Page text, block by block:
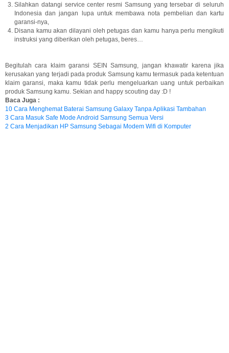
Silahkan datangi service center resmi Samsung yang tersebar di seluruh
Indonesia dan jangan lupa untuk membawa nota pembelian dan kartu
garansi-nya,
Disana kamu akan dilayani oleh petugas dan kamu hanya perlu mengikuti
instruksi yang diberikan oleh petugas, beres…
Begitulah cara klaim garansi SEIN Samsung, jangan khawatir karena jika
kerusakan yang terjadi pada produk Samsung kamu termasuk pada ketentuan
klaim garansi, maka kamu tidak perlu mengeluarkan uang untuk perbaikan
produk Samsung kamu. Sekian and happy scouting day :D !
Baca Juga :
10 Cara Menghemat Baterai Samsung Galaxy Tanpa Aplikasi Tambahan
3 Cara Masuk Safe Mode Android Samsung Semua Versi
2 Cara Menjadikan HP Samsung Sebagai Modem Wifi di Komputer